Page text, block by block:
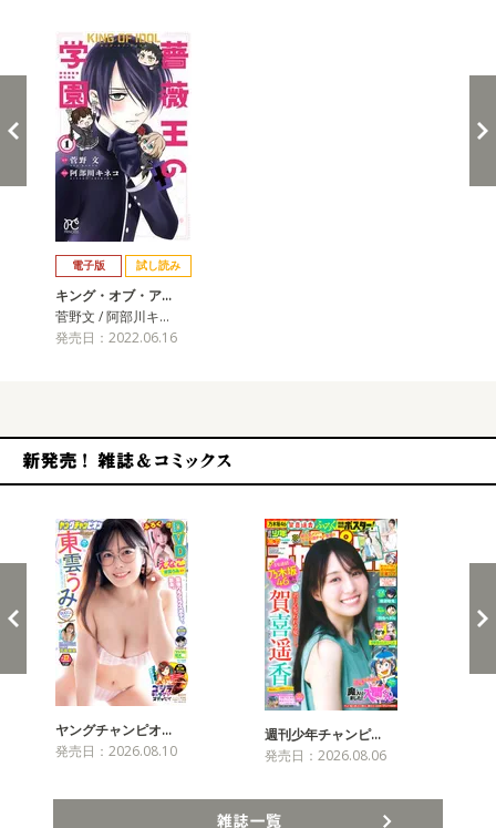
電子版 試し読み
キング・オブ・ア…
菅野文 / 阿部川キ…
発売日：2022.06.16
ヤングチャンピオ…
発売日：2026.08.10
週刊少年チャンピ…
発売日：2026.08.06